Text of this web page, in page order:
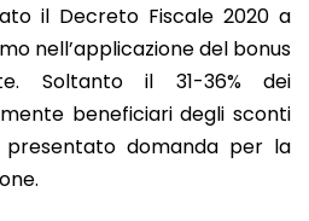
il Decreto Fiscale 2020 a
nell’applicazione del bonus
Soltanto il 31-36% dei
beneficiari degli sconti
domanda per la